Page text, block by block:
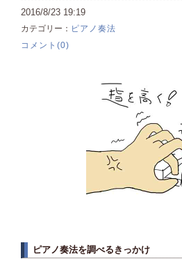
2016/8/23 19:19
カテゴリー： ピアノ奏法
コメント(0)
ピアノ奏法を調べるきっかけ